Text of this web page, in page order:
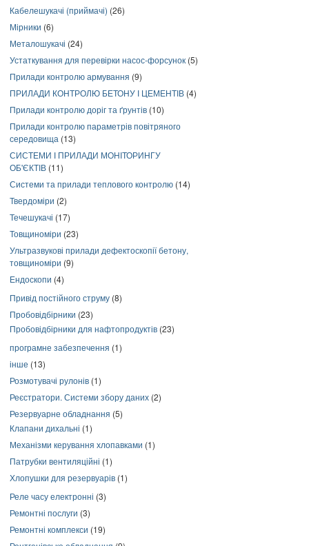
Кабелешукачі (приймачі) (26)
Мірники (6)
Металошукачі (24)
Устаткування для перевірки насос-форсунок (5)
Прилади контролю армування (9)
ПРИЛАДИ КОНТРОЛЮ БЕТОНУ І ЦЕМЕНТІВ (4)
Прилади контролю доріг та ґрунтів (10)
Прилади контролю параметрів повітряного
середовища (13)
СИСТЕМИ І ПРИЛАДИ МОНІТОРИНГУ
ОБ'ЄКТІВ (11)
Системи та прилади теплового контролю (14)
Твердоміри (2)
Течешукачі (17)
Товщиноміри (23)
Ультразвукові прилади дефектоскопії бетону,
товщиноміри (9)
Ендоскопи (4)
Привід постійного струму (8)
Пробовідбірники (23)
Пробовідбірники для нафтопродуктів (23)
програмне забезпечення (1)
інше (13)
Розмотувачі рулонів (1)
Реєстратори. Системи збору даних (2)
Резервуарне обладнання (5)
Клапани дихальні (1)
Механізми керування хлопавками (1)
Патрубки вентиляційні (1)
Хлопушки для резервуарів (1)
Реле часу електронні (3)
Ремонтні послуги (3)
Ремонтні комплекси (19)